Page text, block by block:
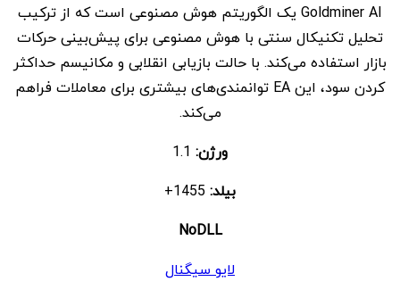
$ 399
بود.
$ 9
است.
Goldminer AI یک الگوریتم هوش مصنوعی است که از ترکیب
تحلیل تکنیکال سنتی با هوش مصنوعی برای پیش‌بینی حرکات
بازار استفاده می‌کند. با حالت بازیابی انقلابی و مکانیسم حداکثر
کردن سود، این EA توانمندی‌های بیشتری برای معاملات فراهم
می‌کند.
ورژن:
بیلد:
NoDLL
لایو سیگنال